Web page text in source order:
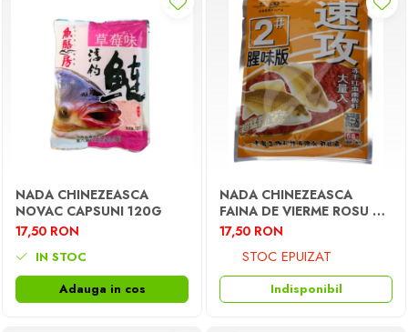
NADA CHINEZEASCA
NOVAC CAPSUNI 120G
17,50 RON
IN STOC
Adauga in cos
NADA CHINEZEASCA
FAINA DE VIERME ROSU NR
2 PUNGA ORANGE
OLDGHOST 100G
17,50 RON
STOC EPUIZAT
Indisponibil